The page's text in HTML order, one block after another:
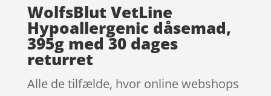
WolfsBlut VetLine
Hypoallergenic dåsemad,
395g med 30 dages
returret
Alle de tilfælde, hvor online webshops